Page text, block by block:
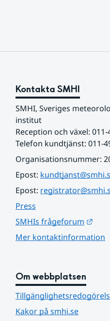
Kontakta SMHI
SMHI, Sveriges
institut
Reception och växel: 011-
Telefon kundtjänst: 011-
Organisationsnummer:
Epost:
Epost:
Press
SMHIs frågeforum
Mer kontaktinformation
Om webbplatsen
Kakor på smhi.se